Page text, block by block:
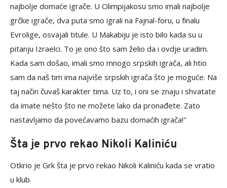
najbolje domaće igrače. U Olimpijakosu smo imali najbolje
grčke igrače, dva puta smo igrali na Fajnal-foru, u finalu
Evrolige, osvajali titule. U Makabiju je isto bilo kada su u
pitanju Izraelci. To je ono što sam želio da i ovdje uradim.
Kada sam došao, imali smo mnogo srpskih igrača, ali htio
sam da naš tim ima najviše srpskih igrača što je moguće. Na
taj način čuvaš karakter tima. Uz to, i oni se znaju i shvatate
da imate nešto što ne možete lako da pronađete. Zato
nastavljamo da povećavamo bazu domaćih igrača!"
Šta je prvo rekao Nikoli Kaliniću
Otkrio je Grk šta je prvo rekao Nikoli Kaliniću kada se vratio
u klub.